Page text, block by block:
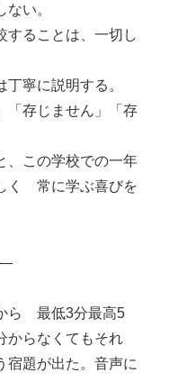
い。
ることは、一切し
寧に説明する。
「存じません」「存
、この学校での一年
く 常に学ぶ喜びを
―
ら 最低3分最高5
らなくてもそれ
題が出た。音声に